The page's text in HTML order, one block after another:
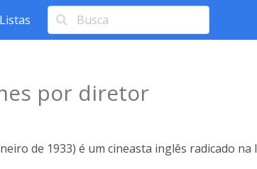
Listas
por diretor
de 1933) é um cineasta inglês radicado